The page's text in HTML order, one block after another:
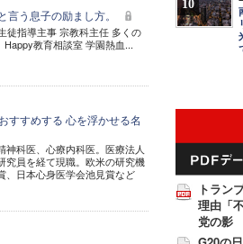
う息子の励まし方。
指導主事 宗教科主任 多くの
教育相談室 学園熱血...
すすめする 心を浮かせる名
科医、心療内科医。医療法人
究員を経て現職。欧米の研究機
、日本心身医学会池見賞など
10
トラン
理由「
党の影